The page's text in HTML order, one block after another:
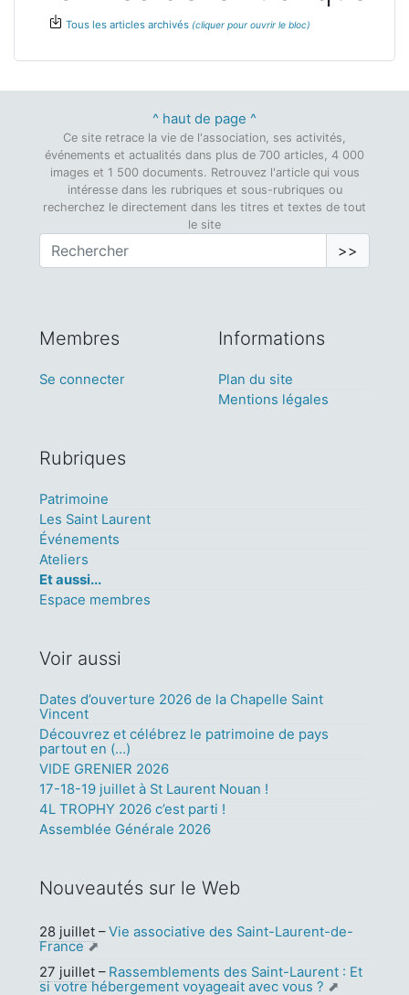
Tous les articles archivés
^ haut de page ^
Ce site retrace la vie de l'association, ses activités,
événements et actualités dans plus de 700 articles, 4 000
images et 1 500 documents. Retrouvez l'article qui vous
intéresse dans les rubriques et sous-rubriques ou
recherchez le directement dans les titres et textes de tout
le site
>>
Membres
Se connecter
Informations
Plan du site
Mentions légales
Rubriques
Patrimoine
Les Saint Laurent
Événements
Ateliers
Et aussi...
Espace membres
Voir aussi
Dates d’ouverture 2026 de la Chapelle Saint
Vincent
Découvrez et célébrez le patrimoine de pays
partout en (…)
VIDE GRENIER 2026
17-18-19 juillet à St Laurent Nouan !
4L TROPHY 2026 c’est parti !
Assemblée Générale 2026
Nouveautés sur le Web
28 juillet –Vie associative des Saint-Laurent-de-
France
27 juillet – Rassemblements des Saint-Laurent : Et
si votre hébergement voyageait avec vous ?